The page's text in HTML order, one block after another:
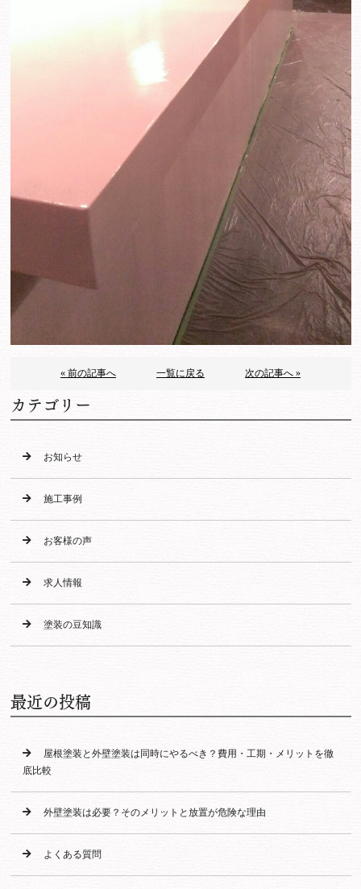
« 前の記事へ 一覧に戻る 次の記事へ »
カテゴリー
お知らせ
施工事例
お客様の声
求人情報
塗装の豆知識
最近の投稿
屋根塗装と外壁塗装は同時にやるべき？費用・工期・メリットを徹
底比較
外壁塗装は必要？そのメリットと放置が危険な理由
よくある質問